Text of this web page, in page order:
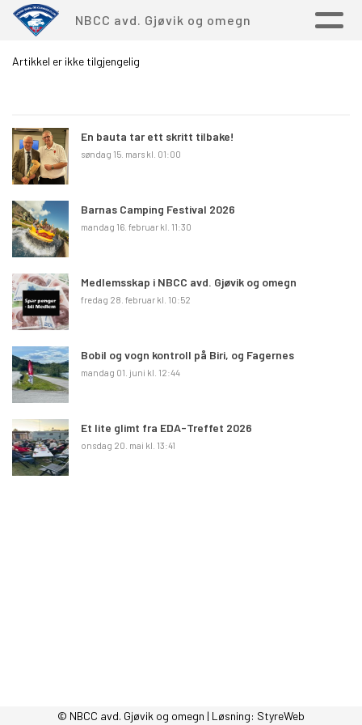
NBCC avd. Gjøvik og omegn
Artikkel er ikke tilgjengelig
En bauta tar ett skritt tilbake!
søndag 15. mars kl. 01:00
Barnas Camping Festival 2026
mandag 16. februar kl. 11:30
Medlemsskap i NBCC avd. Gjøvik og omegn
fredag 28. februar kl. 10:52
Bobil og vogn kontroll på Biri, og Fagernes
mandag 01. juni kl. 12:44
Et lite glimt fra EDA-Treffet 2026
onsdag 20. mai kl. 13:41
© NBCC avd. Gjøvik og omegn | Løsning: StyreWeb